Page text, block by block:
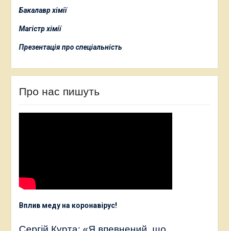
Бакалавр хімії
Магістр хімії
Презентація про спеціальність
Про нас пишуть
Вплив меду на коронавірус!